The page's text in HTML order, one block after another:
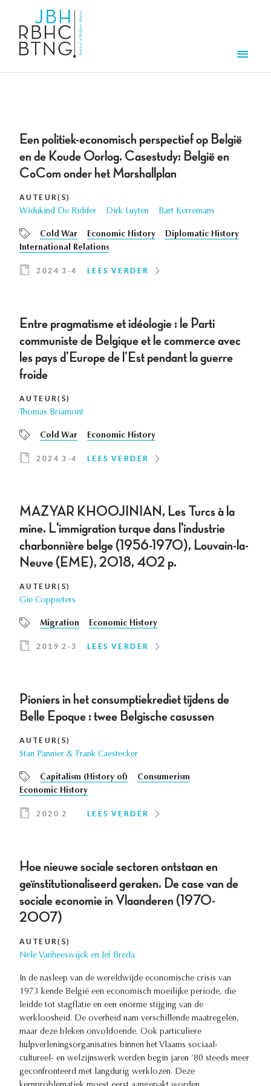
Een politiek-economisch perspectief op België
en de Koude Oorlog. Casestudy: België en
CoCom onder het Marshallplan
AUTEUR(S)
Widukind De Ridder Dirk Luyten Bart Kerremans
Cold War Economic History
Diplomatic History
International Relations
2024 3-4 LEES VERDER
Entre pragmatisme et idéologie : le Parti
communiste de Belgique et le commerce avec
les pays d’Europe de l’Est pendant la guerre
froide
AUTEUR(S)
Thomas Briamont
Cold War Economic History
2024 3-4 LEES VERDER
MAZYAR KHOOJINIAN, Les Turcs à la
mine. L'immigration turque dans l'industrie
charbonnière belge (1956-1970), Louvain-la-
Neuve (EME), 2018, 402 p.
AUTEUR(S)
Gie Coppieters
Migration Economic History
2019 2-3 LEES VERDER
Pioniers in het consumptiekrediet tijdens de
Belle Epoque : twee Belgische casussen
AUTEUR(S)
Stan Pannier & Frank Caestecker
Capitalism (History of)
Consumerism
Economic History
2020 2 LEES VERDER
Hoe nieuwe sociale sectoren ontstaan en
geïnstitutionaliseerd geraken. De case van de
sociale economie in Vlaanderen (1970-
2007)
AUTEUR(S)
Nele Vanheeswijck en Jef Breda
In de nasleep van de wereldwijde economische crisis van
1973 kende België een economisch moeilijke periode, die
leidde tot stagflatie en een enorme stijging van de
werkloosheid. De overheid nam verschillende maatregelen,
maar deze bleken onvoldoende. Ook particuliere
hulpverleningsorganisaties binnen het Vlaams sociaal-
cultureel- en welzijnswerk werden begin jaren ’80 steeds meer
geconfronteerd met langdurig werklozen. Deze